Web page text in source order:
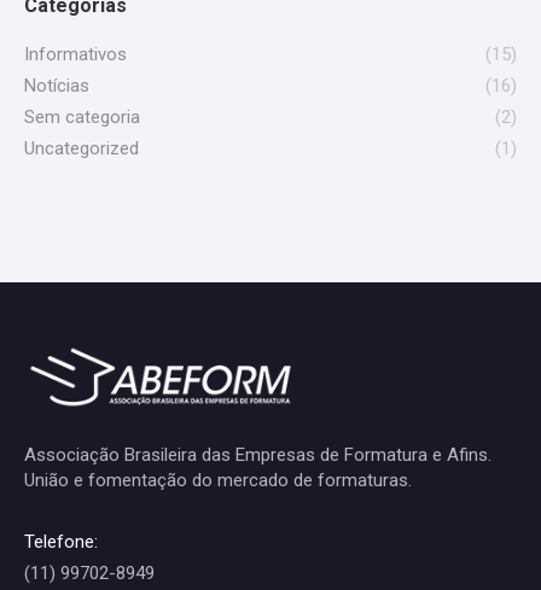
Categorias
Informativos
(15)
Notícias
(16)
Sem categoria
(2)
Uncategorized
(1)
Associação Brasileira das Empresas de Formatura e Afins.
União e fomentação do mercado de formaturas.
Telefone:
(11) 99702-8949